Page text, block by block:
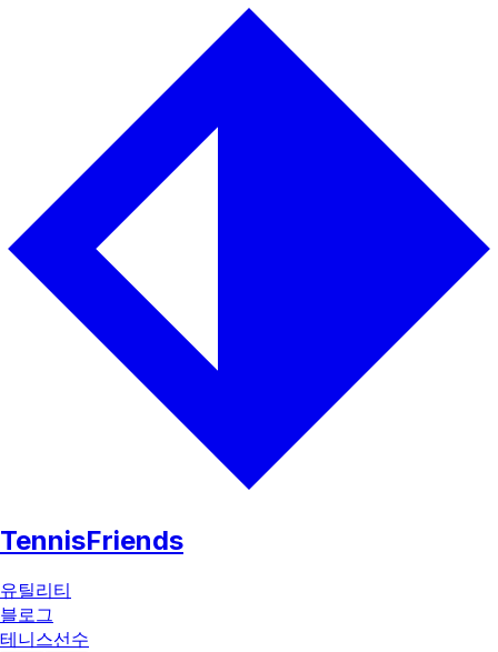
TennisFriends
유틸리티
블로그
테니스선수